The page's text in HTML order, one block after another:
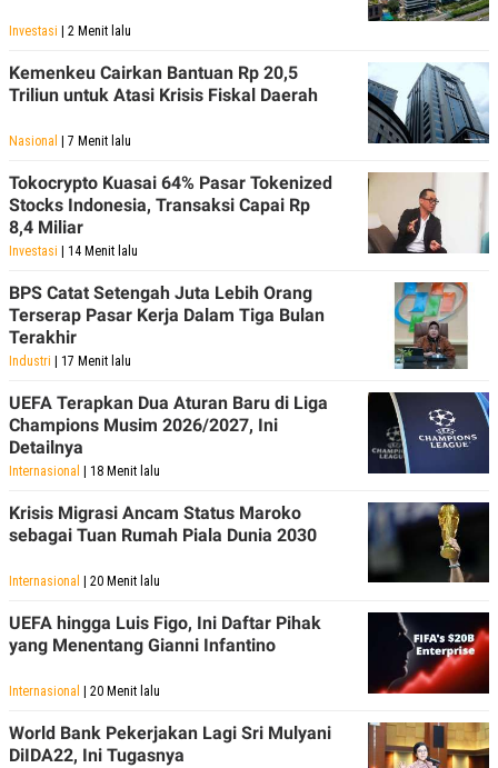
Investasi | 2 Menit lalu
Kemenkeu Cairkan Bantuan Rp 20,5
Triliun untuk Atasi Krisis Fiskal Daerah
Nasional | 7 Menit lalu
Tokocrypto Kuasai 64% Pasar Tokenized
Stocks Indonesia, Transaksi Capai Rp
8,4 Miliar
Investasi | 14 Menit lalu
BPS Catat Setengah Juta Lebih Orang
Terserap Pasar Kerja Dalam Tiga Bulan
Terakhir
Industri | 17 Menit lalu
UEFA Terapkan Dua Aturan Baru di Liga
Champions Musim 2026/2027, Ini
Detailnya
Internasional | 18 Menit lalu
Krisis Migrasi Ancam Status Maroko
sebagai Tuan Rumah Piala Dunia 2030
Internasional | 20 Menit lalu
UEFA hingga Luis Figo, Ini Daftar Pihak
yang Menentang Gianni Infantino
Internasional | 20 Menit lalu
World Bank Pekerjakan Lagi Sri Mulyani
DiIDA22, Ini Tugasnya